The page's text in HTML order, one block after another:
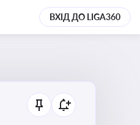
ВХІД ДО LIGA360